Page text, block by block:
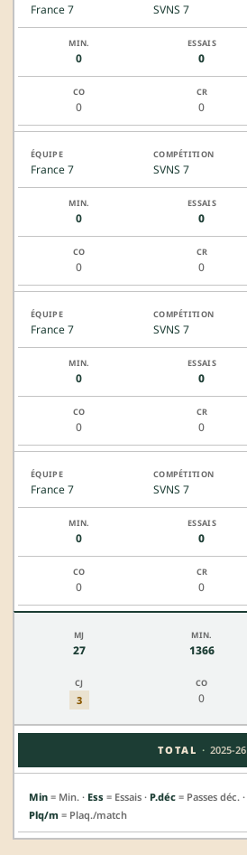
France 7 SVNS 7
0 0
0 0
France 7 SVNS 7
0 0
0 0
France 7 SVNS 7
0 0
0 0
France 7 SVNS 7
0 0
0 0
27 1366
3 0
TOTAL · 2025-26
Min = Min. · Ess = Essais · P.déc = Passes déc. ·
Plq/m = Plaq./match